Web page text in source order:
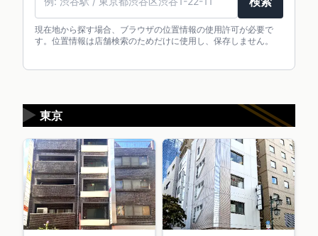
現在地から探す場合、ブラウザの位置情報の使用許可が必要で
す。位置情報は店舗検索のためだけに使用し、保存しません。
東京
▶